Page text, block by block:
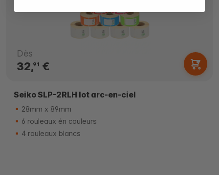
Dès
32,91 €
Seiko SLP-2RLH lot arc-en-ciel
28mm x 89mm
6 rouleaux én couleurs
4 rouleaux blancs